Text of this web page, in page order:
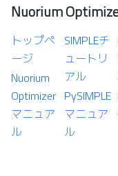
Nuorium
トップペ
ージ
Nuorium
Optimizer
マニュア
ル
SIMPLEチ
ュートリ
アル
PySIMPLE
マニュア
ル